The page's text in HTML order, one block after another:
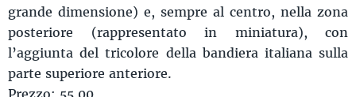
grande dimensione) e, sempre al centro, nella zona
posteriore (rappresentato in miniatura), con
l’aggiunta del tricolore della bandiera italiana sulla
parte superiore anteriore.
Prezzo: 55,00